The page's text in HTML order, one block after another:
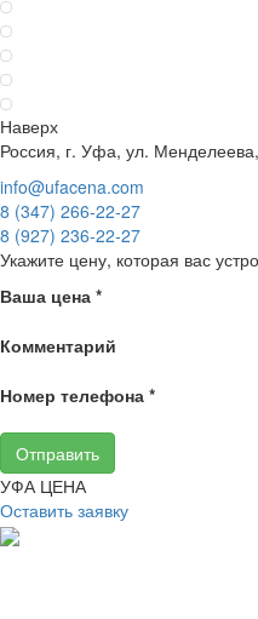
Наверх
Россия, г. Уфа, ул.
info@ufacena.com
8 (347) 266‑22‑27
8 (927) 236‑22‑27
Укажите цену, которая вас
Ваша цена *
Комментарий
Номер телефона *
Отправить
УФА ЦЕНА
Оставить заявку